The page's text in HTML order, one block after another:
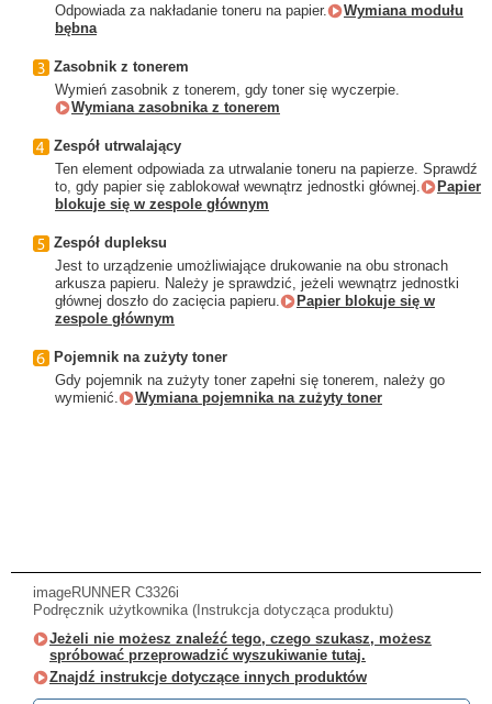
Odpowiada za nakładanie toneru na papier.
Wymiana modułu
bębna
Zasobnik z tonerem
Wymień zasobnik z tonerem, gdy toner się wyczerpie.
Wymiana zasobnika z tonerem
Zespół utrwalający
Ten element odpowiada za utrwalanie toneru na papierze. Sprawdź
to, gdy papier się zablokował wewnątrz jednostki głównej.
Papier
blokuje się w zespole głównym
Zespół dupleksu
Jest to urządzenie umożliwiające drukowanie na obu stronach
arkusza papieru. Należy je sprawdzić, jeżeli wewnątrz jednostki
głównej doszło do zacięcia papieru.
Papier blokuje się w
zespole głównym
Pojemnik na zużyty toner
Gdy pojemnik na zużyty toner zapełni się tonerem, należy go
wymienić.
Wymiana pojemnika na zużyty toner
imageRUNNER C3326i
Podręcznik użytkownika (Instrukcja dotycząca produktu)
Jeżeli nie możesz znaleźć tego, czego szukasz, możesz
spróbować przeprowadzić wyszukiwanie tutaj.
Znajdź instrukcje dotyczące innych produktów